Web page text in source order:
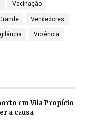
Vacinação
Vendedores
Violência
em Vila Propício
a causa